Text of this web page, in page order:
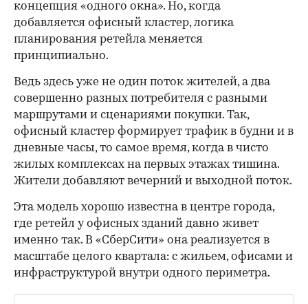
концепция «одного окна». Но, когда
добавляется офисный кластер, логика
планирования ретейла меняется
принципиально.
Ведь здесь уже не один поток жителей, а два
совершенно разных потребителя с разными
маршрутами и сценариями покупки. Так,
офисный кластер формирует трафик в будни и в
дневные часы, то самое время, когда в чисто
жилых комплексах на первых этажах тишина.
Жители добавляют вечерний и выходной поток.
Эта модель хорошо известна в центре города,
где ретейл у офисных зданий давно живет
именно так. В «СберСити» она реализуется в
масштабе целого квартала: с жильем, офисами и
инфраструктурой внутри одного периметра.